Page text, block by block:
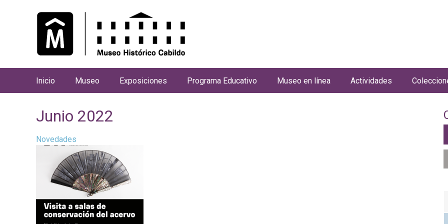
Junio 2022
Novedades
n
p
c
Inicio Museo Exposiciones Programa Educativo Museo en línea Actividades